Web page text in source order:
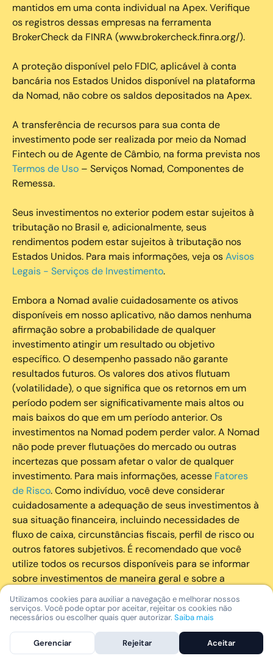
mantidos em uma conta individual na Apex. Verifique
os registros dessas empresas na ferramenta
BrokerCheck da FINRA (www.brokercheck.finra.org/).
A proteção disponível pelo FDIC, aplicável à conta
bancária nos Estados Unidos disponível na plataforma
da Nomad, não cobre os saldos depositados na Apex.
A transferência de recursos para sua conta de
investimento pode ser realizada por meio da Nomad
Fintech ou de Agente de Câmbio, na forma prevista nos
Termos de Uso – Serviços Nomad, Componentes de
Remessa.
Seus investimentos no exterior podem estar sujeitos à
tributação no Brasil e, adicionalmente, seus
rendimentos podem estar sujeitos à tributação nos
Estados Unidos. Para mais informações, veja osAvisos
Legais - Serviços de Investimento.
Embora a Nomad avalie cuidadosamente os ativos
disponíveis em nosso aplicativo, não damos nenhuma
afirmação sobre a probabilidade de qualquer
investimento atingir um resultado ou objetivo
específico. O desempenho passado não garante
resultados futuros. Os valores dos ativos flutuam
(volatilidade), o que significa que os retornos em um
período podem ser significativamente mais altos ou
mais baixos do que em um período anterior. Os
investimentos na Nomad podem perder valor. A Nomad
não pode prever flutuações do mercado ou outras
incertezas que possam afetar o valor de qualquer
investimento. Para mais informações, acesse Fatores
de Risco. Como indivíduo, você deve considerar
cuidadosamente a adequação de seus investimentos à
sua situação financeira, incluindo necessidades de
fluxo de caixa, circunstâncias fiscais, perfil de risco ou
outros fatores subjetivos. É recomendado que você
utilize todos os recursos disponíveis para se informar
sobre investimentos de maneira geral e sobre a
composição geral de seu portfólio. Questões fiscais ou
legais relativas aos investimentos realizados através da
Nomad devem ser obtidas pelos próprios clientes. A
Nomad e suas afiliadas não fornecem nenhum tipo de
aconselhamento legal ou fiscal.
Utilizamos cookies para auxiliar a navegação e melhorar nossos
serviços. Você pode optar por aceitar, rejeitar os cookies não
necessários ou escolher quais quer autorizar. Saiba mais
Gerenciar Rejeitar Aceitar